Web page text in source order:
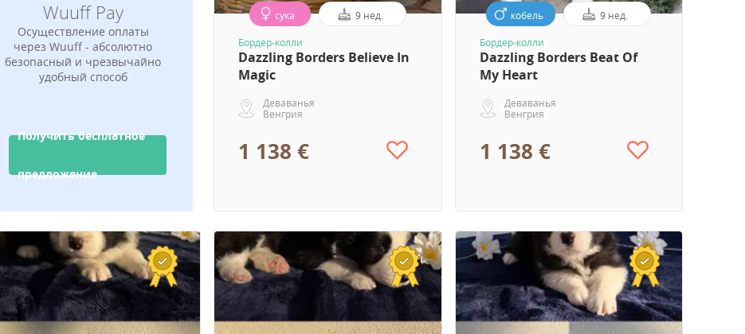
Wuuff Pay
Осуществление оплаты
через Wuuff - абсолютно
безопасный и чрезвычайно
удобный способ
Получить бесплатное
предложение
сука 9 нед.
Бордер-колли
Dazzling Borders Believe In
Magic
Деваванья
Венгрия
1 138 €
кобель 9 нед.
Бордер-колли
Dazzling Borders Beat Of
My Heart
Деваванья
Венгрия
1 138 €